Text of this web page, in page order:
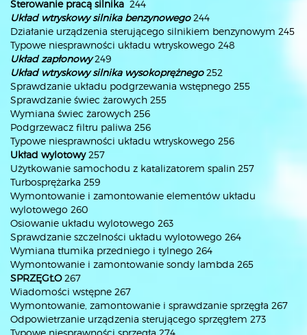
Sterowanie pracą silnika 244
Układ wtryskowy silnika benzynowego244
Działanie urządzenia sterującego silnikiem benzynowym 245
Typowe niesprawności układu wtryskowego 248
Układ zapłonowy249
Układ wtryskowy silnika wysokoprężnego252
Sprawdzanie układu podgrzewania wstępnego 255
Sprawdzanie świec żarowych 255
Wymiana świec żarowych 256
Podgrzewacz filtru paliwa 256
Typowe niesprawności układu wtryskowego 256
Układ wylotowy257
Użytkowanie samochodu z katalizatorem spalin 257
Turbosprężarka 259
Wymontowanie i zamontowanie elementów układu
wylotowego 260
Osiowanie układu wylotowego 263
Sprawdzanie szczelności układu wylotowego 264
Wymiana tłumika przedniego i tylnego 264
Wymontowanie i zamontowanie sondy lambda 265
SPRZĘGŁO267
Wiadomości wstępne 267
Wymontowanie, zamontowanie i sprawdzanie sprzęgła 267
Odpowietrzanie urządzenia sterującego sprzęgłem 273
Typowe niesprawności sprzęgła 274